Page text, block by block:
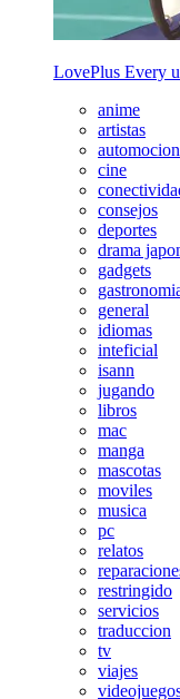
LovePlus Every
anime
artistas
automocion
cine
consejos
deportes
drama
gadgets
general
idiomas
inteficial
isann
jugando
libros
mac
manga
mascotas
moviles
musica
pc
relatos
restringido
servicios
traduccion
tv
viajes